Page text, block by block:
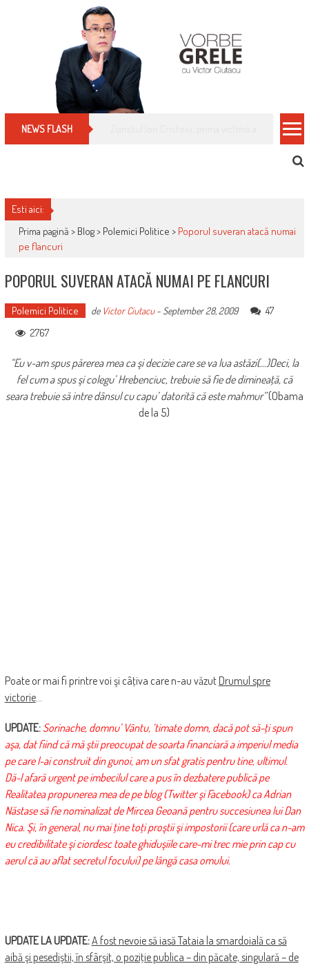
NEWS FLASH Cum îți schimbi, rapid, gratuit și eficient,
Esti aici:
Prima pagină > Blog> Polemici Politice > Poporul suveran atacă numai
pe flancuri
POPORUL SUVERAN ATACĂ NUMAI PE FLANCURI
Polemici Politice de Victor Ciutacu- September 28, 2009
47
2767
“Eu v-am spus părerea mea ca şi decizie care se va lua astăzi(…)Deci, la
fel cum a spus şi colegu’ Hrebenciuc, trebuie să fie de dimineaţă, că
seara trebuie să intre dânsul cu capu’ datorită că este mahmur”(Obama
de la 5)
Poate or mai fi printre voi şi câţiva care n-au văzut Drumul spre
victorie…
UPDATE: Sorinache, domnu’ Vântu, ‘timate domn, dacă pot să-ţi spun
aşa, dat fiind că mă ştii preocupat de soarta financiară a imperiul media
pe care l-ai construit din gunoi, am un sfat gratis pentru tine, ultimul.
Dă-l afară urgent pe imbecilul care a pus în dezbatere publică pe
Realitatea propunerea mea de pe blog (Twitter şi Facebook) ca Adrian
Năstase să fie nominalizat de Mircea Geoană pentru succesiunea lui Dan
Nica. Şi, în general, nu mai ţine toţi proştii şi impostorii (care urlă ca n-am
eu credibilitate şi ciordesc toate ghiduşiile care-mi trec mie prin cap cu
aerul că au aflat secretul focului) pe lângă casa omului.
UPDATE LA UPDATE:A fost nevoie să iasă Tataia la smardoială ca să
aibă şi pesediştii, în sfârşit, o poziţie publica – din păcate, singulară – de